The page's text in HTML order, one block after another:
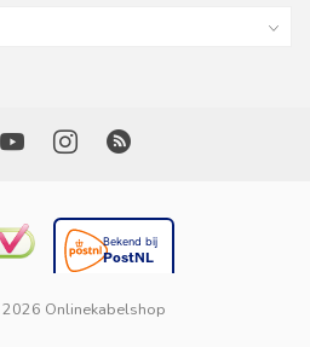
Onlinekabelshop